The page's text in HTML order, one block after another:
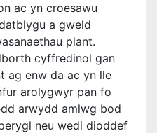
ac yn croesawu
a gweld
plant.
cyffredinol gan
ag enw da ac yn lle
arolygwyr pan fo
arwydd amlwg bod
neu wedi dioddef